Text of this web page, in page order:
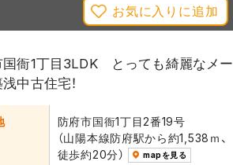
お気に入りに追加
国衙1丁目3LDK とっても綺麗なメー
中古住宅！
防府市国衙1丁目2番19号
（山陽本線防府駅から約1,538ｍ、
徒歩約20分）
mapを見る